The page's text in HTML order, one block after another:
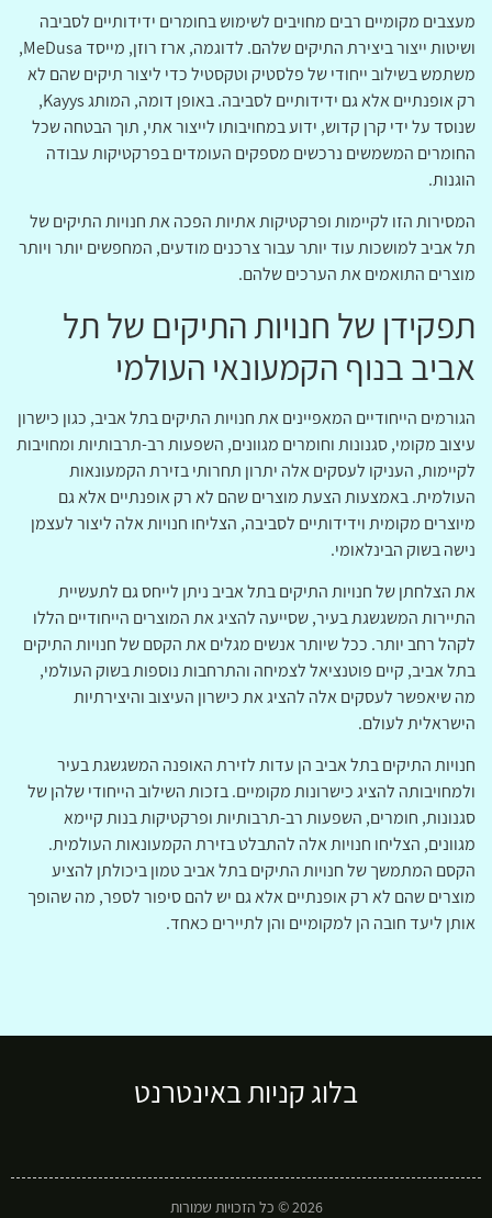
מעצבים מקומיים רבים מחויבים לשימוש בחומרים ידידותיים לסביבה
ושיטות ייצור ביצירת התיקים שלהם. לדוגמה, ארז רוזן, מייסד MeDusa,
משתמש בשילוב ייחודי של פלסטיק וטקסטיל כדי ליצור תיקים שהם לא
רק אופנתיים אלא גם ידידותיים לסביבה. באופן דומה, המותג Kayys,
שנוסד על ידי קרן קדוש, ידוע במחויבותו לייצור אתי, תוך הבטחה שכל
החומרים המשמשים נרכשים מספקים העומדים בפרקטיקות עבודה
הוגנות.
המסירות הזו לקיימות ופרקטיקות אתיות הפכה את חנויות התיקים של
תל אביב למושכות עוד יותר עבור צרכנים מודעים, המחפשים יותר ויותר
מוצרים התואמים את הערכים שלהם.
תפקידן של חנויות התיקים של תל
אביב בנוף הקמעונאי העולמי
הגורמים הייחודיים המאפיינים את חנויות התיקים בתל אביב, כגון כישרון
עיצוב מקומי, סגנונות וחומרים מגוונים, השפעות רב-תרבותיות ומחויבות
לקיימות, העניקו לעסקים אלה יתרון תחרותי בזירת הקמעונאות
העולמית. באמצעות הצעת מוצרים שהם לא רק אופנתיים אלא גם
מיוצרים מקומית וידידותיים לסביבה, הצליחו חנויות אלה ליצור לעצמן
נישה בשוק הבינלאומי.
את הצלחתן של חנויות התיקים בתל אביב ניתן לייחס גם לתעשיית
התיירות המשגשגת בעיר, שסייעה להציג את המוצרים הייחודיים הללו
לקהל רחב יותר. ככל שיותר אנשים מגלים את הקסם של חנויות התיקים
בתל אביב, קיים פוטנציאל לצמיחה והתרחבות נוספות בשוק העולמי,
מה שיאפשר לעסקים אלה להציג את כישרון העיצוב והיצירתיות
הישראלית לעולם.
חנויות התיקים בתל אביב הן עדות לזירת האופנה המשגשגת בעיר
ולמחויבותה להציג כישרונות מקומיים. בזכות השילוב הייחודי שלהן של
סגנונות, חומרים, השפעות רב-תרבותיות ופרקטיקות בנות קיימא
מגוונים, הצליחו חנויות אלה להתבלט בזירת הקמעונאות העולמית.
הקסם המתמשך של חנויות התיקים בתל אביב טמון ביכולתן להציע
מוצרים שהם לא רק אופנתיים אלא גם יש להם סיפור לספר, מה שהופך
אותן ליעד חובה הן למקומיים והן לתיירים כאחד.
בלוג קניות באינטרנט
2026 © כל הזכויות שמורות